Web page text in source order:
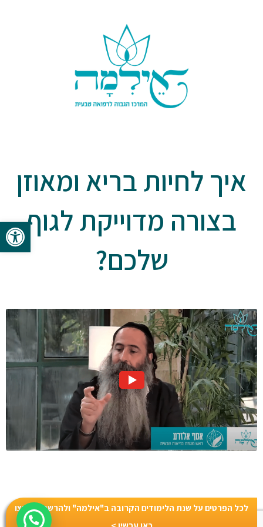
פתח
איך לחיות בריא ומאוזן
בצורה מדוייקת לגוף
שלכם?
לכל הפרטים על שנת הלימודים הקרובה ב"אילמה" ולהרשמה, לחצו